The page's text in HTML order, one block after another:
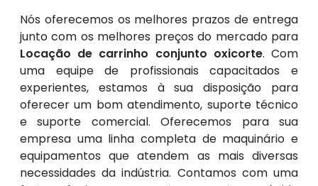
Nós oferecemos os melhores prazos de entrega
junto com os melhores preços do mercado para
Locação de carrinho conjunto oxicorte. Com
uma equipe de profissionais capacitados e
experientes, estamos à sua disposição para
oferecer um bom atendimento, suporte técnico
e suporte comercial. Oferecemos para sua
empresa uma linha completa de maquinário e
equipamentos que atendem as mais diversas
necessidades da indústria. Contamos com uma